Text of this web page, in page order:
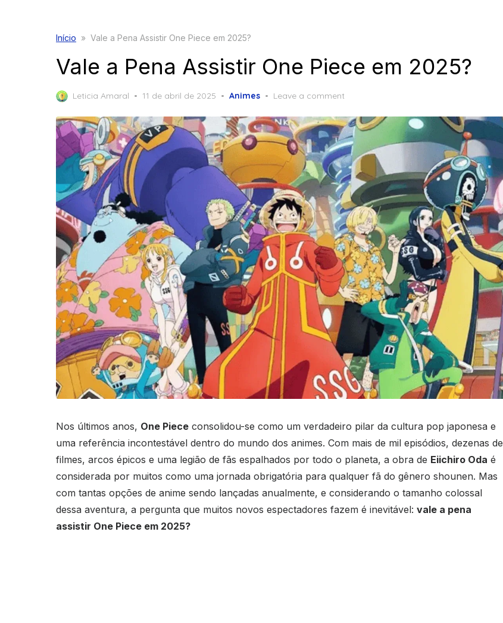
Início » Vale a Pena Assistir One Piece em 2025?
Vale a Pena Assistir One Piece em 2025?
Leticia Amaral
Posted
11 de abril de 2025 Animes Leave a comment
Nos últimos anos, One Piece consolidou-se como um verdadeiro pilar da cultura pop japonesa e
uma referência incontestável dentro do mundo dos animes. Com mais de mil episódios, dezenas de
filmes, arcos épicos e uma legião de fãs espalhados por todo o planeta, a obra de Eiichiro Oda é
considerada por muitos como uma jornada obrigatória para qualquer fã do gênero shounen. Mas
com tantas opções de anime sendo lançadas anualmente, e considerando o tamanho colossal
dessa aventura, a pergunta que muitos novos espectadores fazem é inevitável: vale a pena
assistir One Piece em 2025?